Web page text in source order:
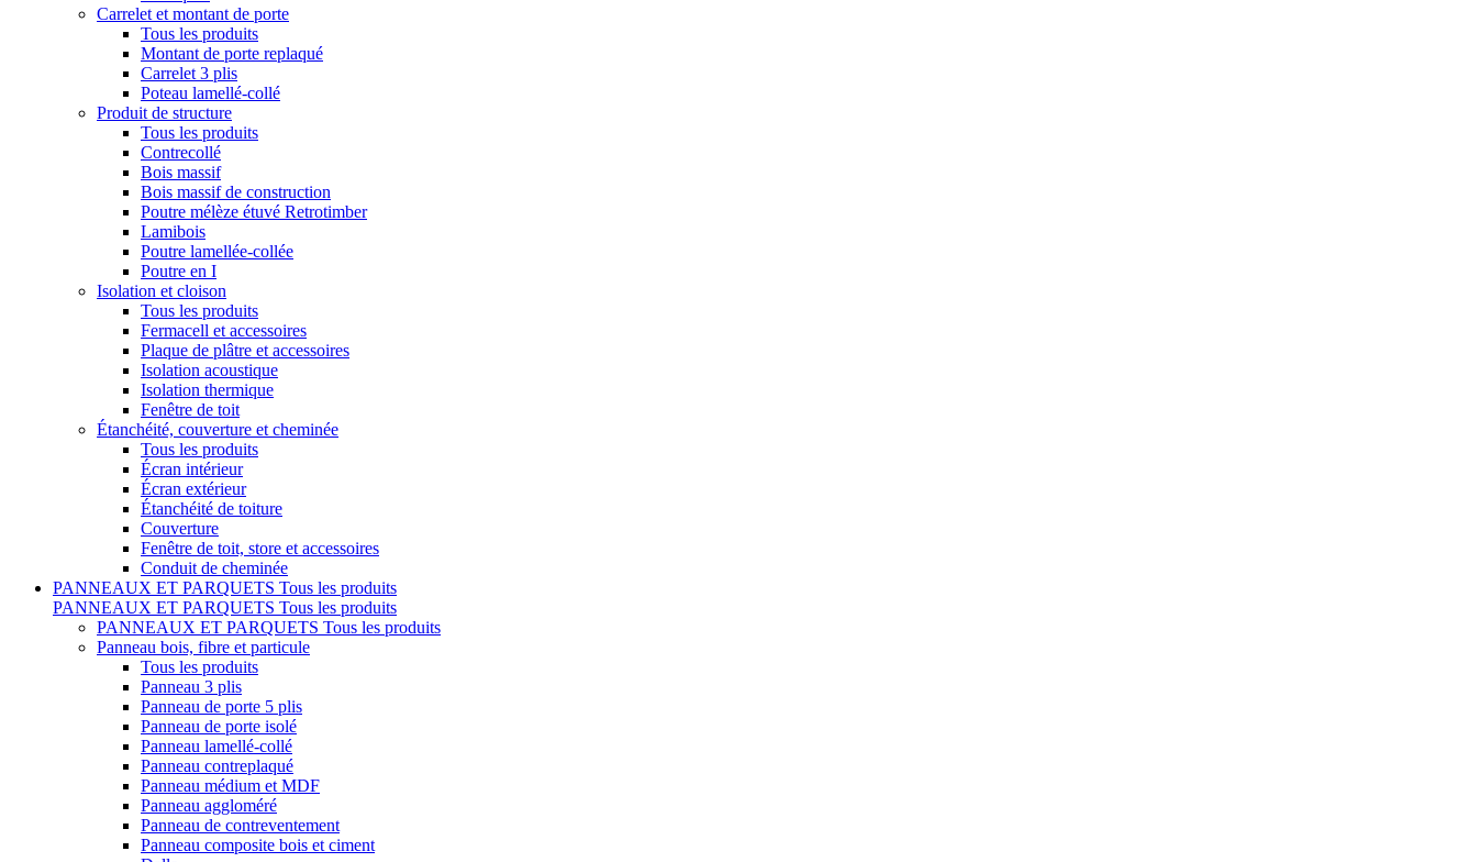
Carrelet et montant de porte
Tous les produits
Montant de porte replaqué
Carrelet 3 plis
Poteau lamellé-collé
Produit de structure
Tous les produits
Contrecollé
Bois massif
Bois massif de construction
Poutre mélèze étuvé Retrotimber
Lamibois
Poutre lamellée-collée
Poutre en I
Isolation et cloison
Tous les produits
Fermacell et accessoires
Plaque de plâtre et accessoires
Isolation acoustique
Isolation thermique
Fenêtre de toit
Étanchéité, couverture et cheminée
Tous les produits
Écran intérieur
Écran extérieur
Étanchéité de toiture
Couverture
Fenêtre de toit, store et accessoires
Conduit de cheminée
PANNEAUX ET PARQUETS Tous les produits
PANNEAUX ET PARQUETS Tous les produits
PANNEAUX ET PARQUETS Tous les produits
Panneau bois, fibre et particule
Tous les produits
Panneau 3 plis
Panneau de porte 5 plis
Panneau de porte isolé
Panneau lamellé-collé
Panneau contreplaqué
Panneau médium et MDF
Panneau aggloméré
Panneau de contreventement
Panneau composite bois et ciment